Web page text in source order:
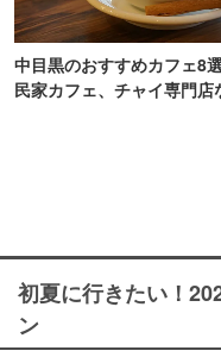
中目黒のおすすめカフェ8
民家カフェ、チャイ専門店
初夏に行きたい！
ン